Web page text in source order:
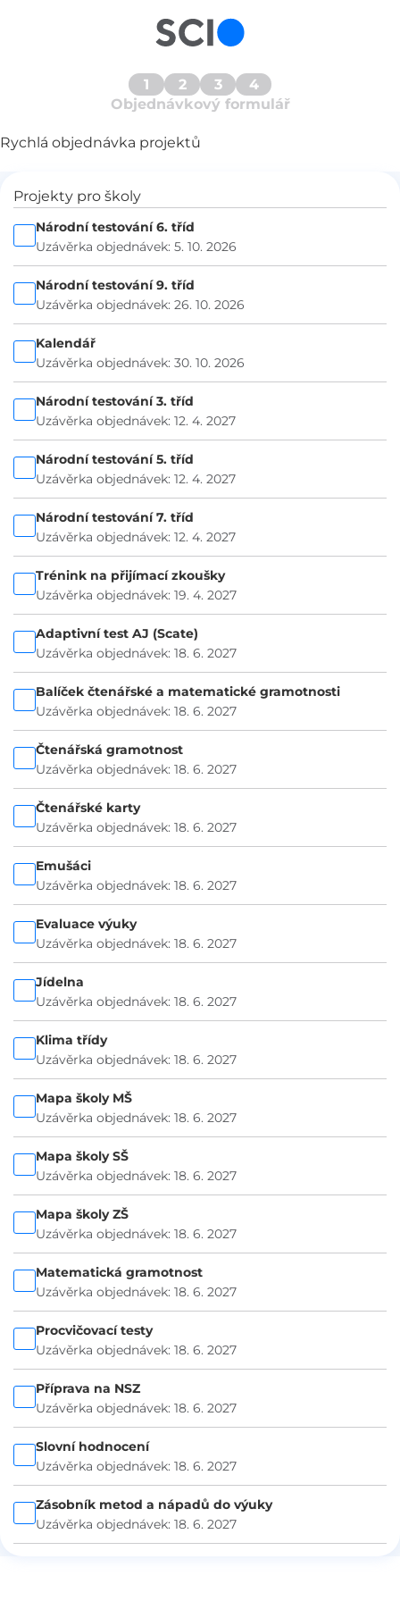
1
Objednávkový formulář
2 3 4
Rychlá objednávka projektů
Projekty pro školy
Národní testování 6. tříd
Uzávěrka objednávek: 5. 10. 2026
Národní testování 9. tříd
Uzávěrka objednávek: 26. 10. 2026
Kalendář
Uzávěrka objednávek: 30. 10. 2026
Národní testování 3. tříd
Uzávěrka objednávek: 12. 4. 2027
Národní testování 5. tříd
Uzávěrka objednávek: 12. 4. 2027
Národní testování 7. tříd
Uzávěrka objednávek: 12. 4. 2027
Trénink na přijímací zkoušky
Uzávěrka objednávek: 19. 4. 2027
Adaptivní test AJ (Scate)
Uzávěrka objednávek: 18. 6. 2027
Balíček čtenářské a matematické gramotnosti
Uzávěrka objednávek: 18. 6. 2027
Čtenářská gramotnost
Uzávěrka objednávek: 18. 6. 2027
Čtenářské karty
Uzávěrka objednávek: 18. 6. 2027
Emušáci
Uzávěrka objednávek: 18. 6. 2027
Evaluace výuky
Uzávěrka objednávek: 18. 6. 2027
Jídelna
Uzávěrka objednávek: 18. 6. 2027
Klima třídy
Uzávěrka objednávek: 18. 6. 2027
Mapa školy MŠ
Uzávěrka objednávek: 18. 6. 2027
Mapa školy SŠ
Uzávěrka objednávek: 18. 6. 2027
Mapa školy ZŠ
Uzávěrka objednávek: 18. 6. 2027
Matematická gramotnost
Uzávěrka objednávek: 18. 6. 2027
Procvičovací testy
Uzávěrka objednávek: 18. 6. 2027
Příprava na NSZ
Uzávěrka objednávek: 18. 6. 2027
Slovní hodnocení
Uzávěrka objednávek: 18. 6. 2027
Zásobník metod a nápadů do výuky
Uzávěrka objednávek: 18. 6. 2027